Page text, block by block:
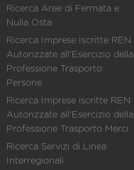
Ricerca Aree di Fermata e
Nulla Osta
Ricerca Imprese Iscritte REN
Autorizzate all'Esercizio della
Professione Trasporto
Persone
Ricerca Imprese iscritte REN
Autorizzate all'Esercizio della
Professione Trasporto Merci
Ricerca Servizi di Linea
Interregionali